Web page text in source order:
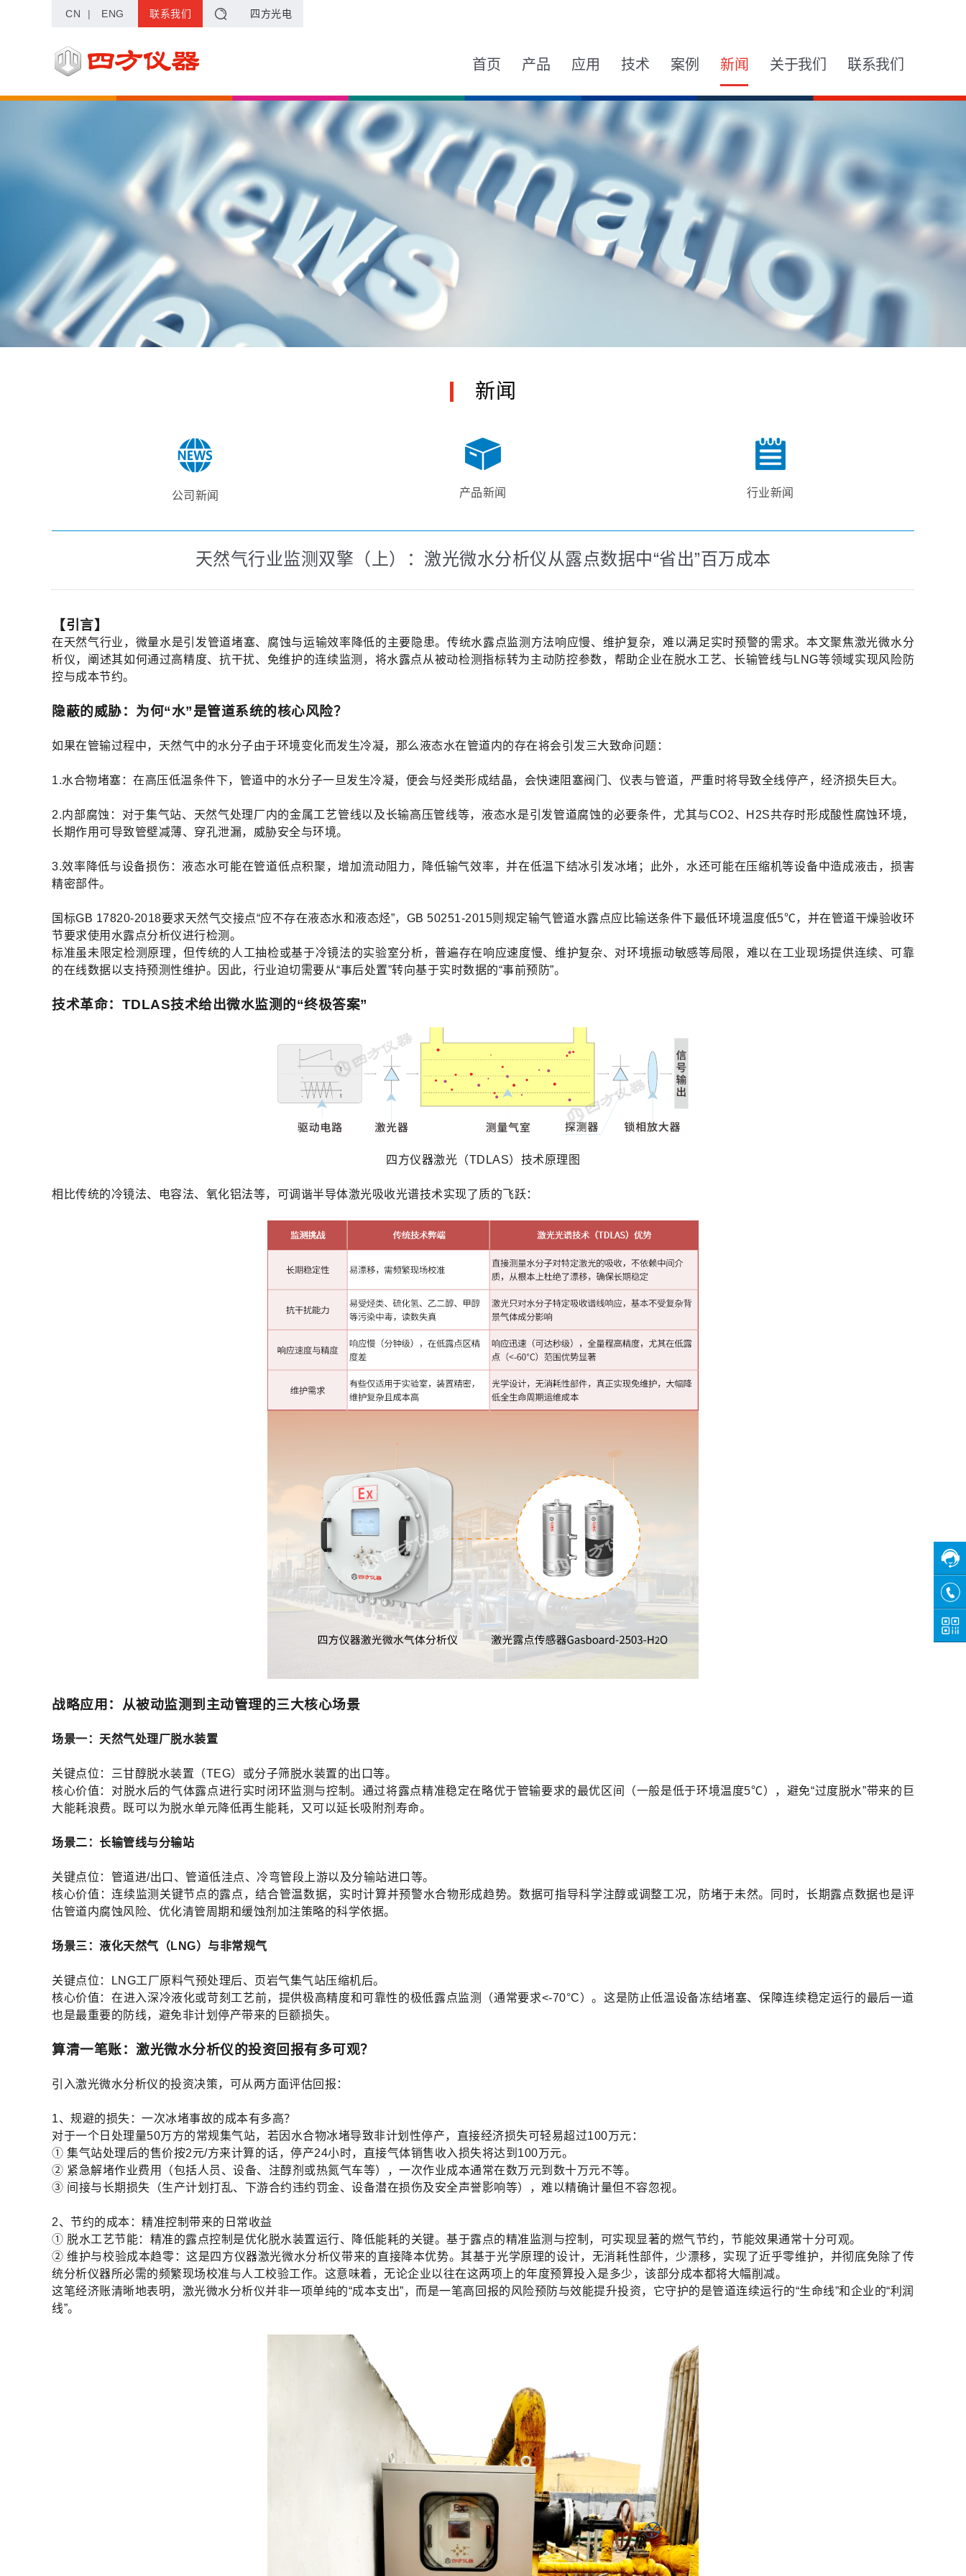
CN | ENG 联系我们 四方光电
首页 产品 应用 技术 案例 新闻 关于我们 联系我们
新闻
公司新闻 产品新闻 行业新闻
天然气行业监测双擎（上）：激光微水分析仪从露点数据中“省出”百万成本
【引言】
在天然气行业，微量水是引发管道堵塞、腐蚀与运输效率降低的主要隐患。传统水露点监测方法响应慢、维护复杂，难以满足实时预警的需求。本文聚焦激光微水分
析仪，阐述其如何通过高精度、抗干扰、免维护的连续监测，将水露点从被动检测指标转为主动防控参数，帮助企业在脱水工艺、长输管线与LNG等领域实现风险防
控与成本节约。
隐蔽的威胁：为何“水”是管道系统的核心风险？
如果在管输过程中，天然气中的水分子由于环境变化而发生冷凝，那么液态水在管道内的存在将会引发三大致命问题：
1.水合物堵塞：在高压低温条件下，管道中的水分子一旦发生冷凝，便会与烃类形成结晶，会快速阻塞阀门、仪表与管道，严重时将导致全线停产，经济损失巨大。
2.内部腐蚀：对于集气站、天然气处理厂内的金属工艺管线以及长输高压管线等，液态水是引发管道腐蚀的必要条件，尤其与CO2、H2S共存时形成酸性腐蚀环境，
长期作用可导致管壁减薄、穿孔泄漏，威胁安全与环境。
3.效率降低与设备损伤：液态水可能在管道低点积聚，增加流动阻力，降低输气效率，并在低温下结冰引发冰堵；此外，水还可能在压缩机等设备中造成液击，损害
精密部件。
国标GB 17820-2018要求天然气交接点“应不存在液态水和液态烃”，GB 50251-2015则规定输气管道水露点应比输送条件下最低环境温度低5℃，并在管道干燥验收环
节要求使用水露点分析仪进行检测。
标准虽未限定检测原理，但传统的人工抽检或基于冷镜法的实验室分析，普遍存在响应速度慢、维护复杂、对环境振动敏感等局限，难以在工业现场提供连续、可靠
的在线数据以支持预测性维护。因此，行业迫切需要从“事后处置”转向基于实时数据的“事前预防”。
技术革命：TDLAS技术给出微水监测的“终极答案”
四方仪器激光（TDLAS）技术原理图
相比传统的冷镜法、电容法、氧化铝法等，可调谐半导体激光吸收光谱技术实现了质的飞跃：
战略应用：从被动监测到主动管理的三大核心场景
场景一：天然气处理厂脱水装置
关键点位：三甘醇脱水装置（TEG）或分子筛脱水装置的出口等。
核心价值：对脱水后的气体露点进行实时闭环监测与控制。通过将露点精准稳定在略优于管输要求的最优区间（一般是低于环境温度5℃），避免“过度脱水”带来的巨
大能耗浪费。既可以为脱水单元降低再生能耗，又可以延长吸附剂寿命。
场景二：长输管线与分输站
关键点位：管道进/出口、管道低洼点、冷弯管段上游以及分输站进口等。
核心价值：连续监测关键节点的露点，结合管温数据，实时计算并预警水合物形成趋势。数据可指导科学注醇或调整工况，防堵于未然。同时，长期露点数据也是评
估管道内腐蚀风险、优化清管周期和缓蚀剂加注策略的科学依据。
场景三：液化天然气（LNG）与非常规气
关键点位：LNG工厂原料气预处理后、页岩气集气站压缩机后。
核心价值：在进入深冷液化或苛刻工艺前，提供极高精度和可靠性的极低露点监测（通常要求<-70°C）。这是防止低温设备冻结堵塞、保障连续稳定运行的最后一道
也是最重要的防线，避免非计划停产带来的巨额损失。
算清一笔账：激光微水分析仪的投资回报有多可观？
引入激光微水分析仪的投资决策，可从两方面评估回报：
1、规避的损失：一次冰堵事故的成本有多高？
对于一个日处理量50万方的常规集气站，若因水合物冰堵导致非计划性停产，直接经济损失可轻易超过100万元：
① 集气站处理后的售价按2元/方来计算的话，停产24小时，直接气体销售收入损失将达到100万元。
② 紧急解堵作业费用（包括人员、设备、注醇剂或热氮气车等），一次作业成本通常在数万元到数十万元不等。
③ 间接与长期损失（生产计划打乱、下游合约违约罚金、设备潜在损伤及安全声誉影响等），难以精确计量但不容忽视。
2、节约的成本：精准控制带来的日常收益
① 脱水工艺节能：精准的露点控制是优化脱水装置运行、降低能耗的关键。基于露点的精准监测与控制，可实现显著的燃气节约，节能效果通常十分可观。
② 维护与校验成本趋零：这是四方仪器激光微水分析仪带来的直接降本优势。其基于光学原理的设计，无消耗性部件，少漂移，实现了近乎零维护，并彻底免除了传
统分析仪器所必需的频繁现场校准与人工校验工作。这意味着，无论企业以往在这两项上的年度预算投入是多少，该部分成本都将大幅削减。
这笔经济账清晰地表明，激光微水分析仪并非一项单纯的“成本支出”，而是一笔高回报的风险预防与效能提升投资，它守护的是管道连续运行的“生命线”和企业的“利润
线”。
在线
客服
咨询
热线